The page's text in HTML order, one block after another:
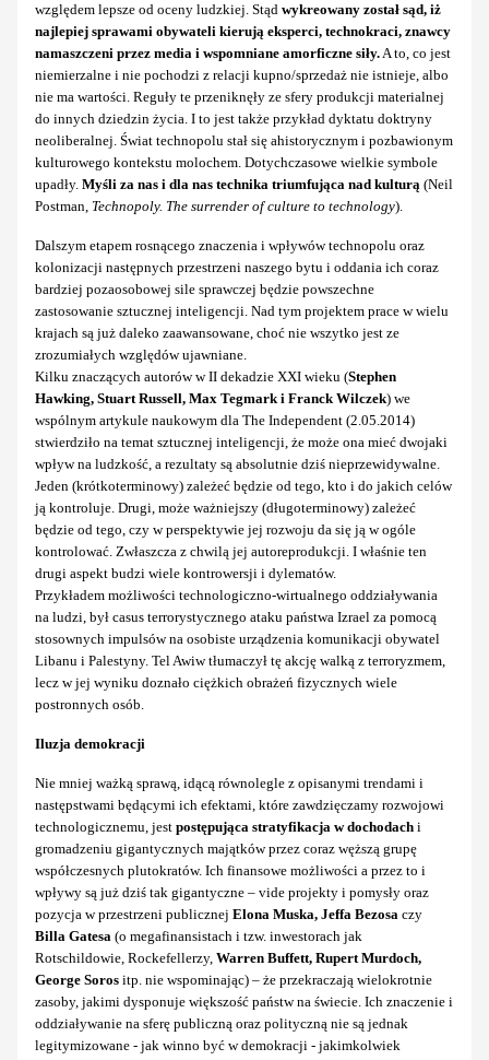
względem lepsze od oceny ludzkiej. Stąd wykreowany został sąd, iż
najlepiej sprawami obywateli kierują eksperci, technokraci, znawcy
namaszczeni przez media i wspomniane amorficzne siły.A to, co jest
niemierzalne i nie pochodzi z relacji kupno/sprzedaż nie istnieje, albo
nie ma wartości. Reguły te przeniknęły ze sfery produkcji materialnej
do innych dziedzin życia. I to jest także przykład dyktatu doktryny
neoliberalnej. Świat technopolu stał się ahistorycznym i pozbawionym
kulturowego kontekstu molochem. Dotychczasowe wielkie symbole
upadły. Myśli za nas i dla nas technika triumfująca nad kulturą (Neil
Postman, Technopoly. The surrender of culture to technology).
Dalszym etapem rosnącego znaczenia i wpływów technopolu oraz
kolonizacji następnych przestrzeni naszego bytu i oddania ich coraz
bardziej pozaosobowej sile sprawczej będzie powszechne
zastosowanie sztucznej inteligencji. Nad tym projektem prace w wielu
krajach są już daleko zaawansowane, choć nie wszytko jest ze
zrozumiałych względów ujawniane.
Kilku znaczących autorów w II dekadzie XXI wieku (Stephen
Hawking, Stuart Russell, Max Tegmark i Franck Wilczek) we
wspólnym artykule naukowym dla The Independent (2.05.2014)
stwierdziło na temat sztucznej inteligencji, że może ona mieć dwojaki
wpływ na ludzkość, a rezultaty są absolutnie dziś nieprzewidywalne.
Jeden (krótkoterminowy) zależeć będzie od tego, kto i do jakich celów
ją kontroluje. Drugi, może ważniejszy (długoterminowy) zależeć
będzie od tego, czy w perspektywie jej rozwoju da się ją w ogóle
kontrolować. Zwłaszcza z chwilą jej autoreprodukcji. I właśnie ten
drugi aspekt budzi wiele kontrowersji i dylematów.
Przykładem możliwości technologiczno-wirtualnego oddziaływania
na ludzi, był casus terrorystycznego ataku państwa Izrael za pomocą
stosownych impulsów na osobiste urządzenia komunikacji obywatel
Libanu i Palestyny. Tel Awiw tłumaczył tę akcję walką z terroryzmem,
lecz w jej wyniku doznało ciężkich obrażeń fizycznych wiele
postronnych osób.
Iluzja demokracji
Nie mniej ważką sprawą, idącą równolegle z opisanymi trendami i
następstwami będącymi ich efektami, które zawdzięczamy rozwojowi
technologicznemu, jest postępująca stratyfikacja w dochodach i
gromadzeniu gigantycznych majątków przez coraz węższą grupę
współczesnych plutokratów. Ich finansowe możliwości a przez to i
wpływy są już dziś tak gigantyczne – vide projekty i pomysły oraz
pozycja w przestrzeni publicznej Elona Muska, Jeffa Bezosa czy
Billa Gatesa (o megafinansistach i tzw. inwestorach jak
Rotschildowie, Rockefellerzy, Warren Buffett, Rupert Murdoch,
George Soros itp. nie wspominając) – że przekraczają wielokrotnie
zasoby, jakimi dysponuje większość państw na świecie. Ich znaczenie i
oddziaływanie na sferę publiczną oraz polityczną nie są jednak
legitymizowane - jak winno być w demokracji - jakimkolwiek